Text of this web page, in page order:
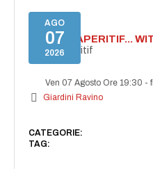
AGO
07
2026
SECRET APERITIF...
Secret aperitif
Ven 07 Agosto Ore 19:30 -
Giardini Ravino
CATEGORIE:
TAG: